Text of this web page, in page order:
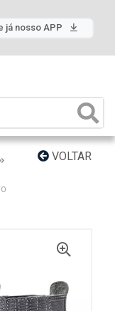
já nosso APP
VOLTAR